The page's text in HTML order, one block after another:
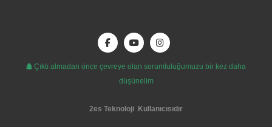
Çıktı almadan önce çevreye olan sorumluluğumuzu bir kez daha
düşünelim
2es Teknoloji Kullanıcısıdır